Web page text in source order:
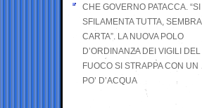
CHE GOVERNO PATACCA. “SI
SFILAMENTA TUTTA, SEMBRA
CARTA”. LA NUOVA POLO
D’ORDINANZA DEI VIGILI DEL
FUOCO SI STRAPPA CON UN
PO’ D’ACQUA